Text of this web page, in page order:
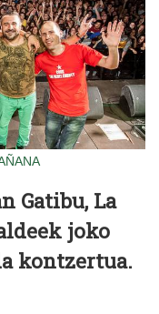
Gatibu, La
joko
kontzertua.